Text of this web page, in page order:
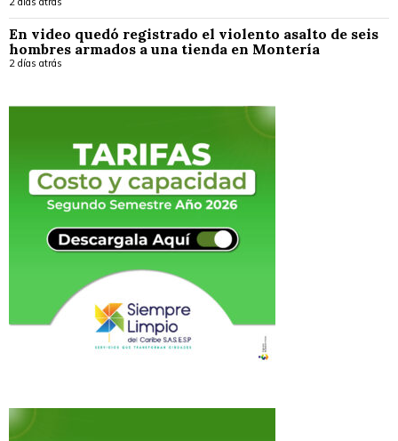
En video quedó registrado el violento asalto de seis
hombres armados a una tienda en Montería
2 días atrás